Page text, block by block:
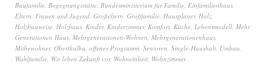
Baufamilie, Begegnungsstätte, Bundesministerium für Familie, Einfamilienhaus,
Eltern, Frauen und Jugend, Großeltern, Großfamilie, Hausplaner, Holz,
Holzbauweise, Holzhaus, Kinder, Kinderzimmer, Komfort, Küche, Lebensmodell, Mehr
Generationen Haus, Mehrgenerationen-Wohnen, Mehrgenerationenhaus,
Mitbewohner, Oberthulba, offenes Programm, Senioren, Single-Haushalt, Umbau,
Wahlfamilie, Wir leben Zukunft vor, Wohneinheit, Wohnzimmer